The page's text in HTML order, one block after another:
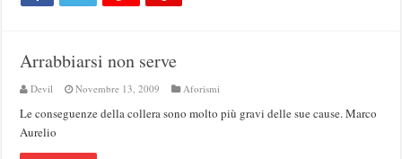
Arrabbiarsi non serve
Devil Novembre 13, 2009 Aforismi
Le conseguenze della collera sono molto più gravi delle sue cause. Marco
Aurelio